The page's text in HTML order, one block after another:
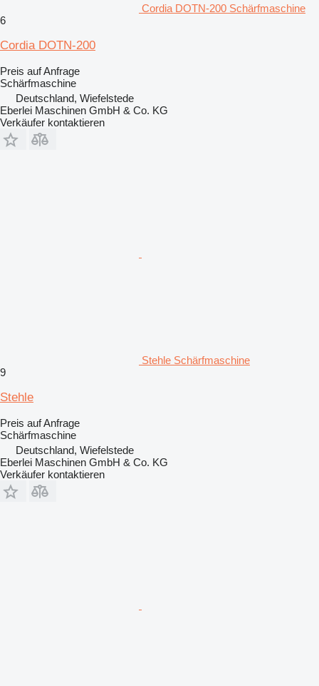
Cordia DOTN-200 Schärfmaschine
6
Cordia DOTN-200
Preis auf Anfrage
Schärfmaschine
Deutschland, Wiefelstede
Eberlei Maschinen GmbH & Co. KG
Verkäufer kontaktieren
Stehle Schärfmaschine
9
Stehle
Preis auf Anfrage
Schärfmaschine
Deutschland, Wiefelstede
Eberlei Maschinen GmbH & Co. KG
Verkäufer kontaktieren